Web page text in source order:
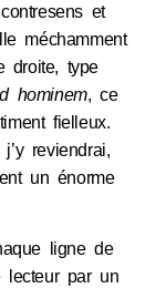
et
méchamment
droite, type
hominem, ce
fielleux.
reviendrai,
un énorme
ligne de
lecteur par un